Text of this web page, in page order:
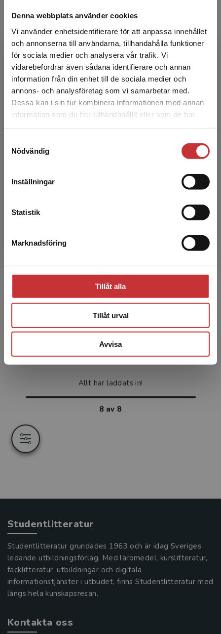
Denna webbplats använder cookies
Vi använder enhetsidentifierare för att anpassa innehållet
och annonserna till användarna, tillhandahålla funktioner
för sociala medier och analysera vår trafik. Vi
vidarebefordrar även sådana identifierare och annan
information från din enhet till de sociala medier och
annons- och analysföretag som vi samarbetar med.
Dessa kan i sin tur kombinera informationen med annan
information som du har tillhandahållit eller som de har
Nödvändig
Inställningar
Statistik
Marknadsföring
Tillåt alla
Tillåt urval
Avvisa
Begränsad fraktregion
Det verkar som att du besöker
studentlitteratur.se via en enhet utanför Sverige.
Vi erbjuder inte leveranser utanför Sverige. För
att kunna slutföra ett köp måste
Exkl. moms: 428 kr
Reglerteori
Glad, T - Ljung, L
Reglerteorin har utvecklats snabbt de senaste
årenDenna bok utgår från grundkunskaper i
reglerteknik och täcker både teori och
användning av flerta...
Boken förmedlar grundläggande kunskaper i
minst ett avsnitt kring principer för analys och
Exkl. moms: 484 kr
Allt har laddats in!
8 av 8
Studentlitteratur
Studentlitteratur grundades 1963 och är idag Sveriges
ledande utbildningsförlag. Med läromedel, kurslitteratur,
facklitteratur, utbildningar och digitala
informationstjänster i utbudet, finns Studentlitteratur med
längs hela kunskapsresan.
Kontakta oss